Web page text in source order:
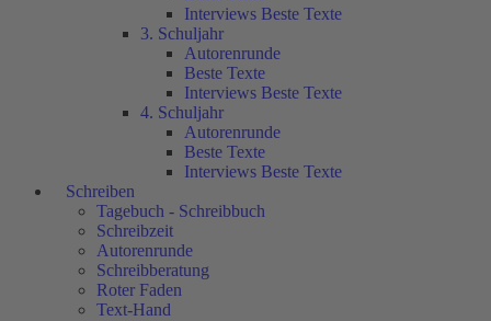
Interviews Beste Texte
3. Schuljahr
Autorenrunde
Beste Texte
Interviews Beste Texte
4. Schuljahr
Autorenrunde
Beste Texte
Interviews Beste Texte
Schreiben
Tagebuch - Schreibbuch
Schreibzeit
Autorenrunde
Schreibberatung
Roter Faden
Text-Hand